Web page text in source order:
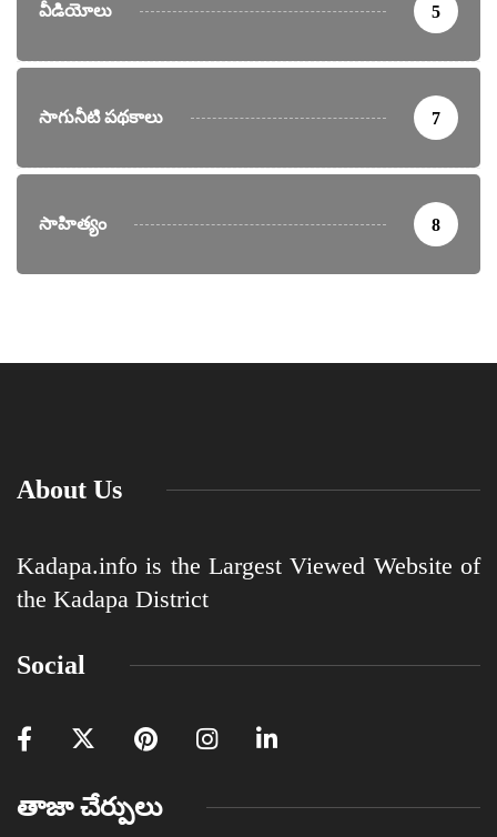
వీడియోలు 5
సాగునీటి పథకాలు 7
సాహిత్యం 8
About Us
Kadapa.info is the Largest Viewed Website of
the Kadapa District
Social
తాజా చేర్పులు